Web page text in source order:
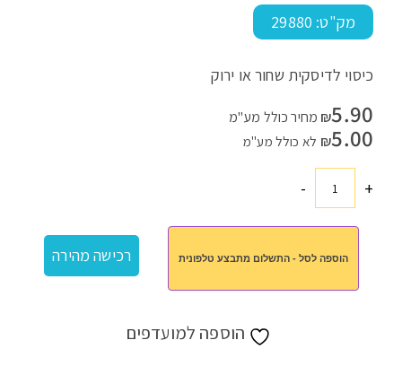
מק"ט: 29880
כיסוי לדיסקית שחור או ירוק
₪5.90
מחיר כולל מע"מ
₪5.00 לא כולל מע"מ
+כמות
לדיסקית
-
הוספה לסל - התשלום מתבצע טלפונית רכישה מהירה
הוספה למועדפים